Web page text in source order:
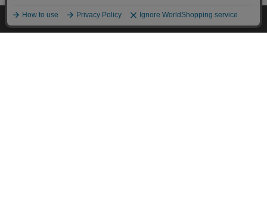
HOME 探す ログイン お気に入り お知らせ